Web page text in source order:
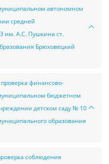
автономном
средней
им. А.С. Пушкина ст.
Брюховецкий
финансово-
бюджетном
детском саду № 10
образования
соблюдения